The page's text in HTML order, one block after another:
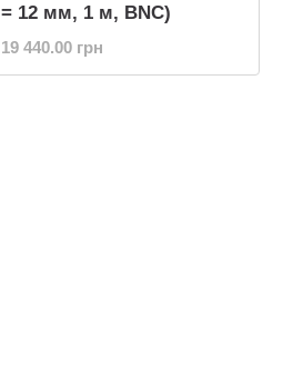
= 12 мм, 1 м, BNC)
19 440.00 грн